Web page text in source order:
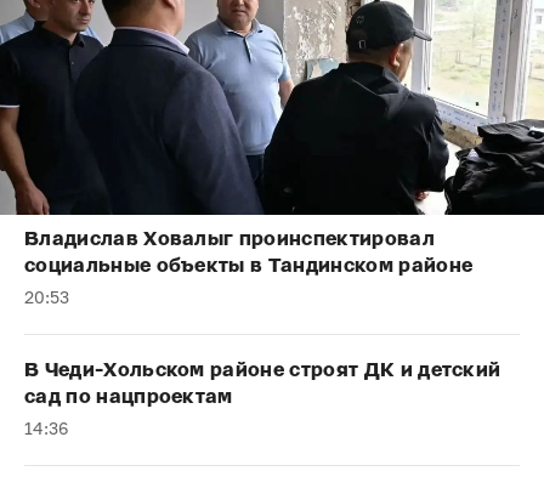
Владислав Ховалыг проинспектировал
социальные объекты в Тандинском районе
20:53
В Чеди-Хольском районе строят ДК и детский
сад по нацпроектам
14:36